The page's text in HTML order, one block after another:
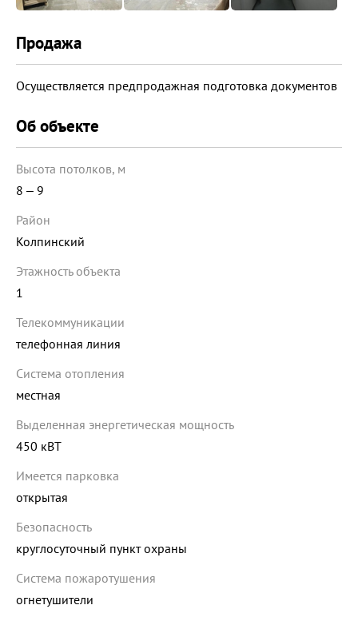
Продажа
Осуществляется предпродажная подготовка документов
Об объекте
Высота потолков, м
8 ‒ 9
Район
Колпинский
Этажность объекта
1
Телекоммуникации
телефонная линия
Система отопления
местная
Выделенная энергетическая мощность
450 кВТ
Имеется парковка
открытая
Безопасность
круглосуточный пункт охраны
Система пожаротушения
огнетушители